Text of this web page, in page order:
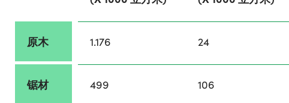
原木 1.176 24
锯材 499 106